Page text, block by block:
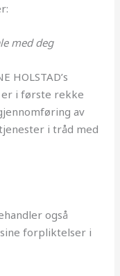
med deg
HOLSTAD’s
er i første rekke
av
i tråd med
også
forpliktelser i